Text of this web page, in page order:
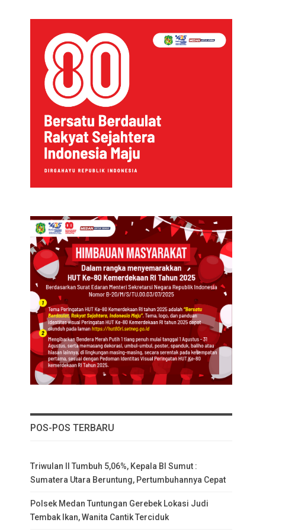
POS-POS TERBARU
Triwulan II Tumbuh 5,06%, Kepala BI Sumut :
Sumatera Utara Beruntung, Pertumbuhannya Cepat
Polsek Medan Tuntungan Gerebek Lokasi Judi
Tembak Ikan, Wanita Cantik Terciduk